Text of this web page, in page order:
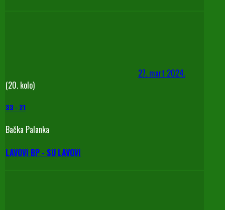
27. mart 2024.
(20. kolo)
33 - 21
Bačka Palanka
LAVOVI BP - SU LAVOVI